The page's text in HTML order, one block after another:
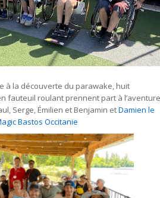
à la découverte du parawake, huit
fauteuil roulant prennent part à
Serge, Émilien et Benjamin etDamien le
Bastos Occitanie